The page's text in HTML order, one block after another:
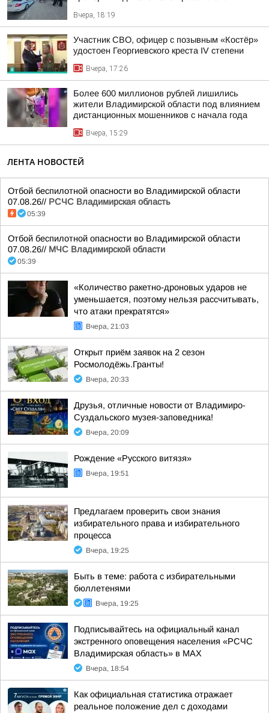
Вчера, 18:19
Участник СВО, офицер с позывным «Костёр»
удостоен Георгиевского креста IV степени
Вчера, 17:26
Более 600 миллионов рублей лишились
жители Владимирской области под влиянием
дистанционных мошенников с начала года
Вчера, 15:29
ЛЕНТА НОВОСТЕЙ
Отбой беспилотной опасности во Владимирской области
07.08.26// РСЧС Владимирская область
05:39
Отбой беспилотной опасности во Владимирской области
07.08.26// МЧС Владимирской области
05:39
«Количество ракетно-дроновых ударов не
уменьшается, поэтому нельзя рассчитывать,
что атаки прекратятся»
Вчера, 21:03
Открыт приём заявок на 2 сезон
Росмолодёжь.Гранты!
Вчера, 20:33
Друзья, отличные новости от Владимиро-
Суздальского музея-заповедника!
Вчера, 20:09
Рождение «Русского витязя»
Вчера, 19:51
Предлагаем проверить свои знания
избирательного права и избирательного
процесса
Вчера, 19:25
Быть в теме: работа с избирательными
бюллетенями
Вчера, 19:25
Подписывайтесь на официальный канал
экстренного оповещения населения «РСЧС
Владимирская область» в МАХ
Вчера, 18:54
Как официальная статистика отражает
реальное положение дел с доходами